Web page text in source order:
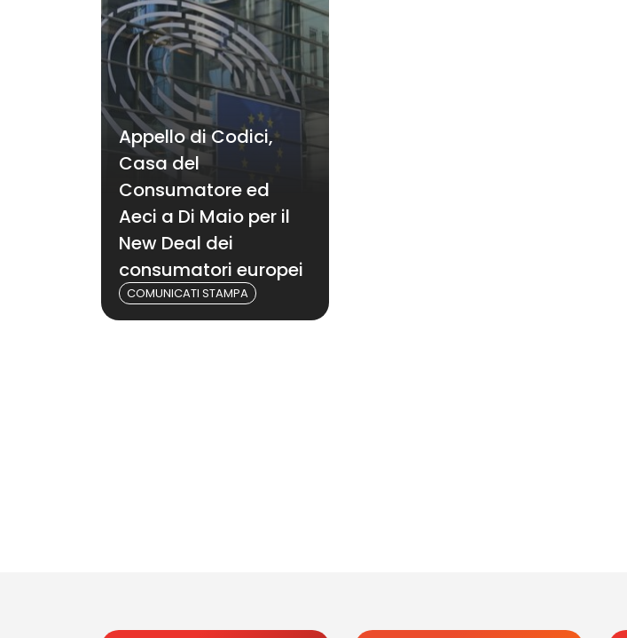
Appello di Codici,
Casa del
Consumatore ed
Aeci a Di Maio per il
New Deal dei
consumatori europei
COMUNICATI STAMPA